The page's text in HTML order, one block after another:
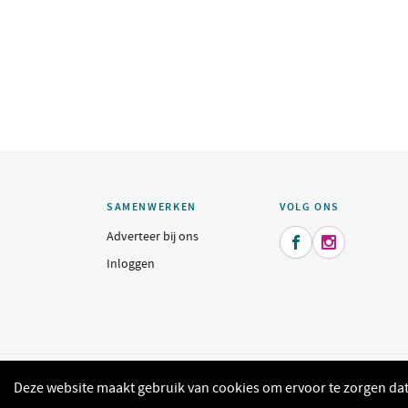
SAMENWERKEN
Adverteer bij ons
Inloggen
VOLG ONS
 
© 2015 - 2026 Indeomgeving.nl - Dagje uit, heerlijk uit eten,
Deze website maakt gebruik van cookies om ervoor te zorgen